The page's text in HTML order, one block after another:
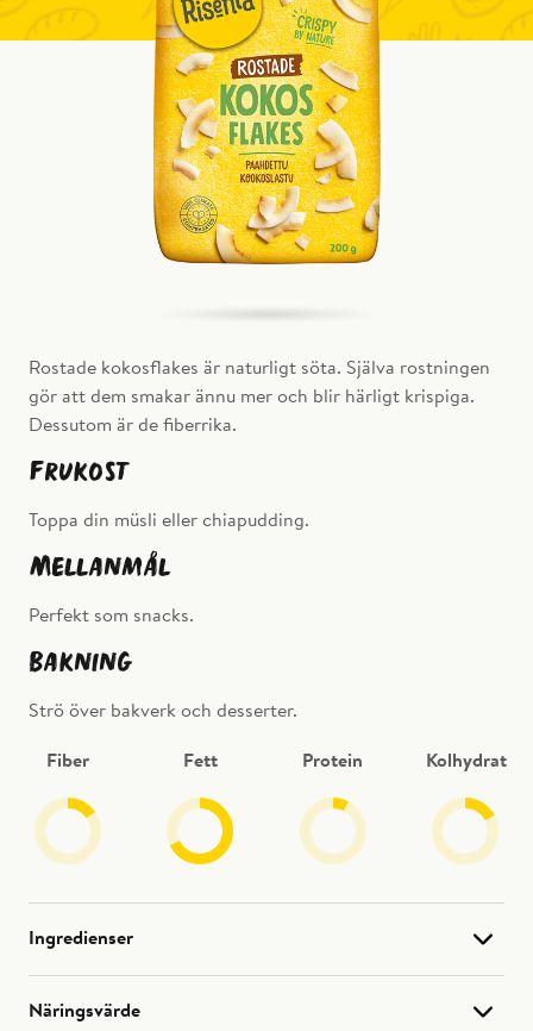
Rostade kokosflakes är naturligt söta. Själva rostningen
gör att dem smakar ännu mer och blir härligt krispiga.
Dessutom är de fiberrika.
Frukost
Toppa din müsli eller chiapudding.
Mellanmål
Perfekt som snacks.
Bakning
Strö över bakverk och desserter.
Fiber Fett Protein Kolhydrat
Ingredienser
Näringsvärde